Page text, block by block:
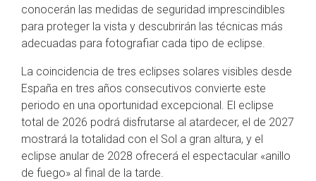
conocerán las medidas de seguridad imprescindibles
para proteger la vista y descubrirán las técnicas más
adecuadas para fotografiar cada tipo de eclipse.
La coincidencia de tres eclipses solares visibles desde
España en tres años consecutivos convierte este
periodo en una oportunidad excepcional. El eclipse
total de 2026 podrá disfrutarse al atardecer, el de 2027
mostrará la totalidad con el Sol a gran altura, y el
eclipse anular de 2028 ofrecerá el espectacular «anillo
de fuego» al final de la tarde.